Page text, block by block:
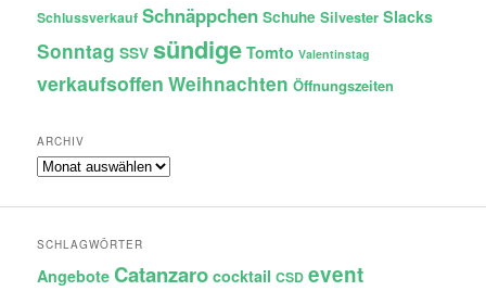
Schlussverkauf Schnäppchen Schuhe Silvester Slacks
Sonntag SSV sündige Tomto Valentinstag
verkaufsoffen Weihnachten Öffnungszeiten
ARCHIV
Archiv
SCHLAGWÖRTER
Angebote Catanzaro cocktail CSD event